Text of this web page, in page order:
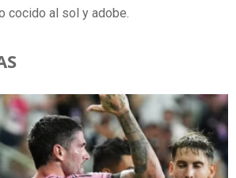
cocido al sol y adobe.